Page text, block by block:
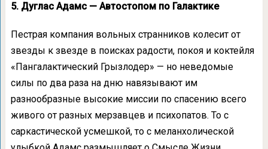
5. Дуглас Адамс — Автостопом по Галактике
Пестрая компания вольных странников колесит от
звезды к звезде в поисках радости, покоя и коктейля
«Пангалактический Грызлодер» — но неведомые
силы по два раза на дню навязывают им
разнообразные высокие миссии по спасению всего
живого от разных мерзавцев и психопатов. То с
саркастической усмешкой, то с меланхолической